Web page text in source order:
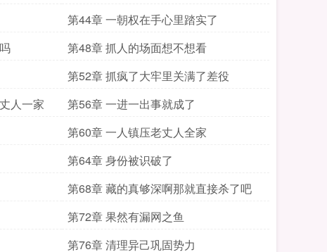
第44章 一朝权在手心里踏实了
第48章 抓人的场面想不想看
第52章 抓疯了大牢里关满了差役
人一家
第56章 一进一出事就成了
第60章 一人镇压老丈人全家
第64章 身份被识破了
第68章 藏的真够深啊那就直接杀了吧
第72章 果然有漏网之鱼
第76章 清理异己巩固势力